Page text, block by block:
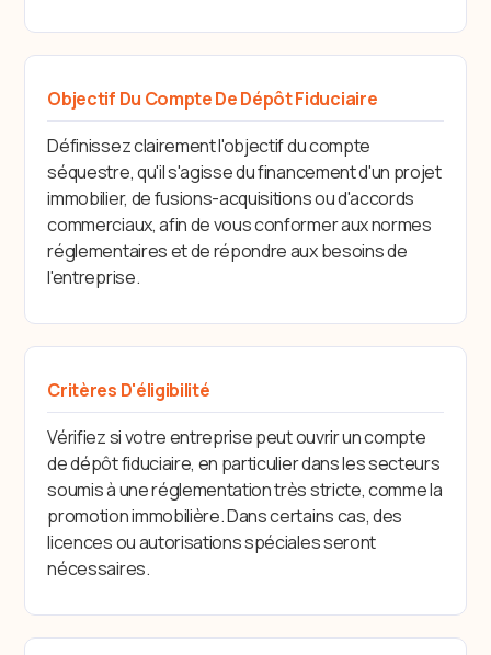
Objectif Du Compte De Dépôt Fiduciaire
Définissez clairement l'objectif du compte
séquestre, qu'il s'agisse du financement d'un projet
immobilier, de fusions-acquisitions ou d'accords
commerciaux, afin de vous conformer aux normes
réglementaires et de répondre aux besoins de
l'entreprise.
Critères D'éligibilité
Vérifiez si votre entreprise peut ouvrir un compte
de dépôt fiduciaire, en particulier dans les secteurs
soumis à une réglementation très stricte, comme la
promotion immobilière. Dans certains cas, des
licences ou autorisations spéciales seront
nécessaires.